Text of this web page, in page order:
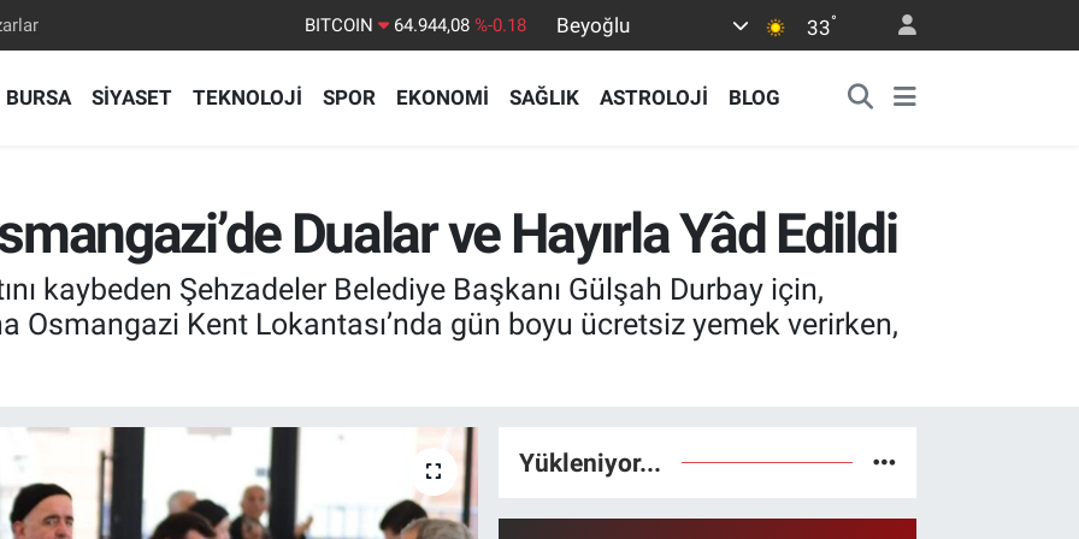
DOLAR 47,7436 %0.18
STERLİN
64,4811 %0.38
BITCOIN
64.944,08 %-0.18
Beyoğlu 33°
BURSA SİYASET TEKNOLOJİ SPOR EKONOMİ SAĞLIK ASTROLOJİ BLOG
Dualar ve Hayırla Yâd Edildi
kaybeden Şehzadeler Belediye Başkanı Gülşah Durbay için,
Osmangazi Kent Lokantası’nda gün boyu ücretsiz yemek verirken,
Yükleniyor...